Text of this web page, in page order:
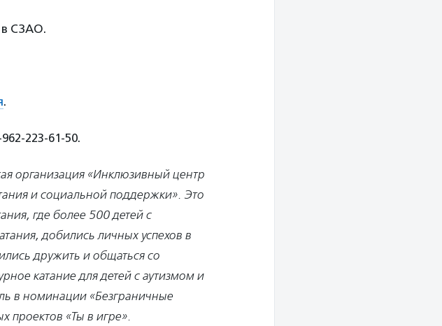
в СЗАО.
.
223-61-50.
организация «Инклюзивный центр
и социальной поддержки». Это
где более 500 детей с
добились личных успехов в
дружить и общаться со
катание для детей с аутизмом и
в номинации «Безграничные
проектов «Ты в игре».